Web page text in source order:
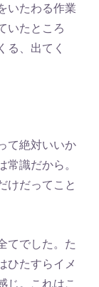
いたわる作業
いたところ
る、出てく
て絶対いいか
常識だから。
けだってこと
てでした。た
ひたすらイメ
じ。これはこ